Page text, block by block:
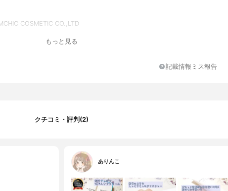
COSMETIC CO.,LTD
もっと見る
記載情報ミス報告
クチコミ・評判(2)
ありんこ